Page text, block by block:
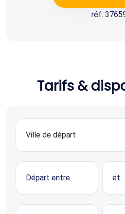
réf.
Tarifs &